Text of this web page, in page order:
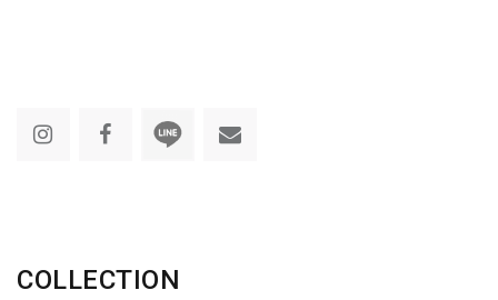
COLLECTION